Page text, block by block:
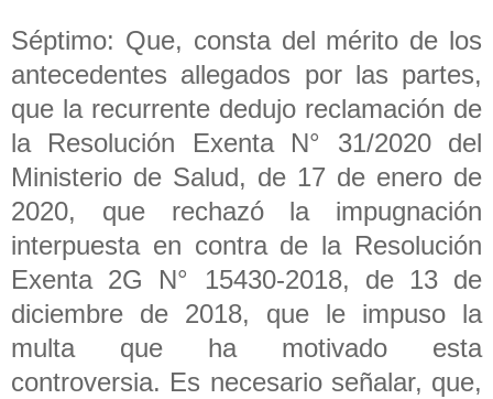
Séptimo: Que, consta del mérito de los
antecedentes allegados por las partes,
que la recurrente dedujo reclamación de
la Resolución Exenta N° 31/2020 del
Ministerio de Salud, de 17 de enero de
2020, que rechazó la impugnación
interpuesta en contra de la Resolución
Exenta 2G N° 15430-2018, de 13 de
diciembre de 2018, que le impuso la
multa que ha motivado esta
controversia. Es necesario señalar, que,